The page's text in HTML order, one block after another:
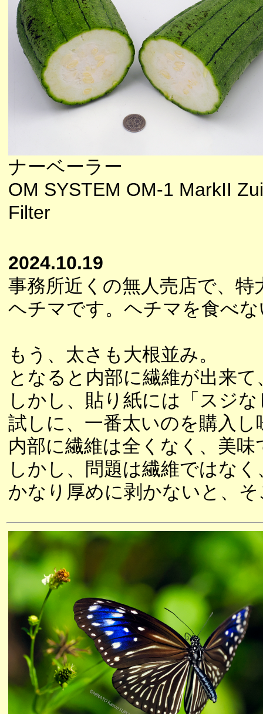
ナーベーラー
OM SYSTEM OM-1 MarkII
Filter
2024.10.19
事務所近くの無人売店で、
ヘチマです。ヘチマを食べ
もう、太さも大根並み。
となると内部に繊維が出来
しかし、貼り紙には「スジ
試しに、一番太いのを購入
内部に繊維は全くなく、美味
しかし、問題は繊維ではな
かなり厚めに剥かないと、